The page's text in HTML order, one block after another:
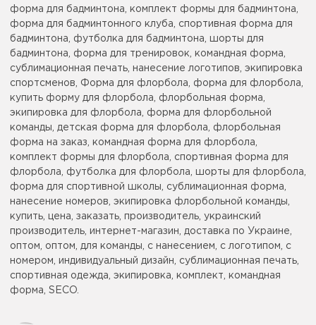
форма для бадминтона, комплект формы для бадминтона,
форма для бадминтонного клуба, спортивная форма для
бадминтона, футболка для бадминтона, шорты для
бадминтона, форма для тренировок, командная форма,
сублимационная печать, нанесение логотипов, экипировка
спортсменов, Форма для флорбола, форма для флорбола,
купить форму для флорбола, флорбольная форма,
экипировка для флорбола, форма для флорбольной
команды, детская форма для флорбола, флорбольная
форма на заказ, командная форма для флорбола,
комплект формы для флорбола, спортивная форма для
флорбола, футболка для флорбола, шорты для флорбола,
форма для спортивной школы, сублимационная форма,
нанесение номеров, экипировка флорбольной команды,
купить, цена, заказать, производитель, украинский
производитель, интернет-магазин, доставка по Украине,
оптом, оптом, для команды, с нанесением, с логотипом, с
номером, индивидуальный дизайн, сублимационная печать,
спортивная одежда, экипировка, комплект, командная
форма, SECO.